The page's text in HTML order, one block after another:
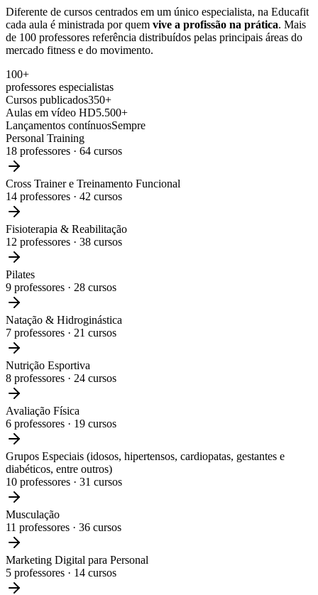
Diferente de cursos centrados em um único especialista, na Educafit
cada aula é ministrada por quem vive a profissão na prática. Mais
de 100 professores referência distribuídos pelas principais áreas do
mercado fitness e do movimento.
100+
professores especialistas
Cursos publicados350+
Aulas em vídeo HD5.500+
Lançamentos contínuosSempre
Personal Training
18 professores · 64 cursos
Cross Trainer e Treinamento Funcional
14 professores · 42 cursos
Fisioterapia & Reabilitação
12 professores · 38 cursos
Pilates
9 professores · 28 cursos
Natação & Hidroginástica
7 professores · 21 cursos
Nutrição Esportiva
8 professores · 24 cursos
Avaliação Física
6 professores · 19 cursos
Grupos Especiais (idosos, hipertensos, cardiopatas, gestantes e
diabéticos, entre outros)
10 professores · 31 cursos
Musculação
11 professores · 36 cursos
Marketing Digital para Personal
5 professores · 14 cursos